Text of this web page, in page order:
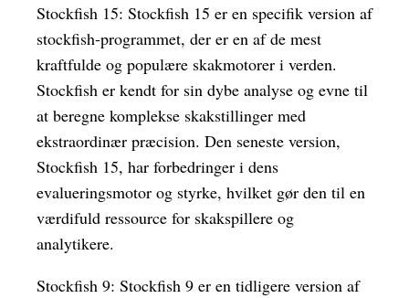
Stockfish 15: Stockfish 15 er en specifik version af
stockfish-programmet, der er en af de mest
kraftfulde og populære skakmotorer i verden.
Stockfish er kendt for sin dybe analyse og evne til
at beregne komplekse skakstillinger med
ekstraordinær præcision. Den seneste version,
Stockfish 15, har forbedringer i dens
evalueringsmotor og styrke, hvilket gør den til en
værdifuld ressource for skakspillere og
analytikere.
Stockfish 9: Stockfish 9 er en tidligere version af